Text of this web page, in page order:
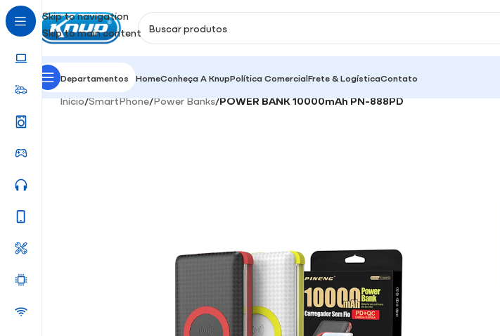
Skip to navigation
Skip to main content
Departamentos HomeConheça A KnupPolítica ComercialFrete & LogísticaContato
Início/SmartPhone/Power Banks/POWER BANK 10000mAh PN-888PD